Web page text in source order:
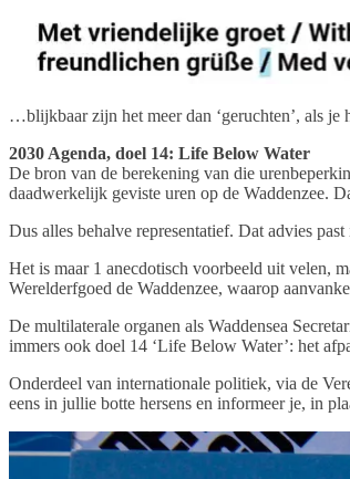
…blijkbaar zijn het meer dan ‘geruchten’, als je
2030 Agenda, doel 14: Life Below Water
De bron van de berekening van die
daadwerkelijk geviste uren op de Waddenzee.
Dus alles behalve representatief. Dat advies
Het is maar 1 anecdotisch voorbeeld uit velen,
Werelderfgoed de Waddenzee, waarop
De multilaterale organen als Waddensea
immers ook doel 14 ‘Life Below Water’: het
Onderdeel van internationale politiek, via de
eens in jullie botte hersens en informeer je, in